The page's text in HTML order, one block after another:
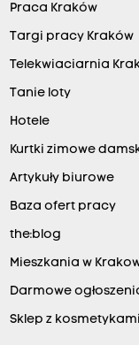
Praca Kraków
Targi pracy Kraków
Telekwiaciarnia
Tanie loty
Hotele
Kurtki zimowe
Artykuły biurowe
Baza ofert pracy
the:blog
Mieszkania w
Darmowe
Sklep z